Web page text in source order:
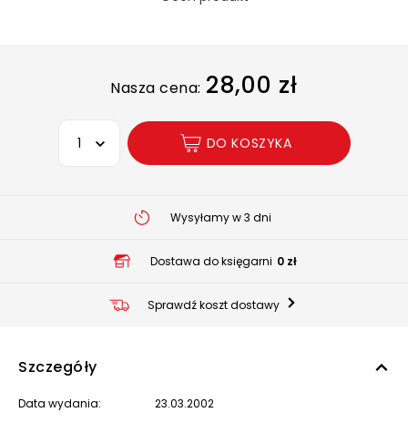
Nasza cena: 28,00 zł
Wybierz opcję
DO KOSZYKA
Wysyłamy w 3 dni
Dostawa do księgarni 0 zł
Sprawdź koszt dostawy
Szczegóły
Data wydania: 23.03.2002